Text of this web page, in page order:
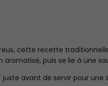
cette recette
puis se lie à une
avant de servir pour une